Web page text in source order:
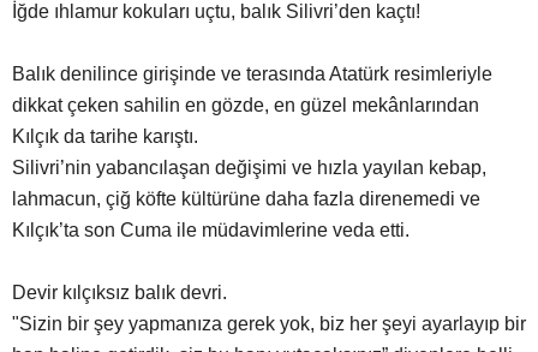
İğde ıhlamur kokuları uçtu, balık Silivri’den kaçtı!
Balık denilince girişinde ve terasında Atatürk resimleriyle
dikkat çeken sahilin en gözde, en güzel mekânlarından
Kılçık da tarihe karıştı.
Silivri’nin yabancılaşan değişimi ve hızla yayılan kebap,
lahmacun, çiğ köfte kültürüne daha fazla direnemedi ve
Kılçık’ta son Cuma ile müdavimlerine veda etti.
Devir kılçıksız balık devri.
"Sizin bir şey yapmanıza gerek yok, biz her şeyi ayarlayıp bir